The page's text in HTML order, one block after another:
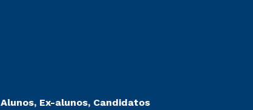
Alunos, Ex-alunos, Candidatos